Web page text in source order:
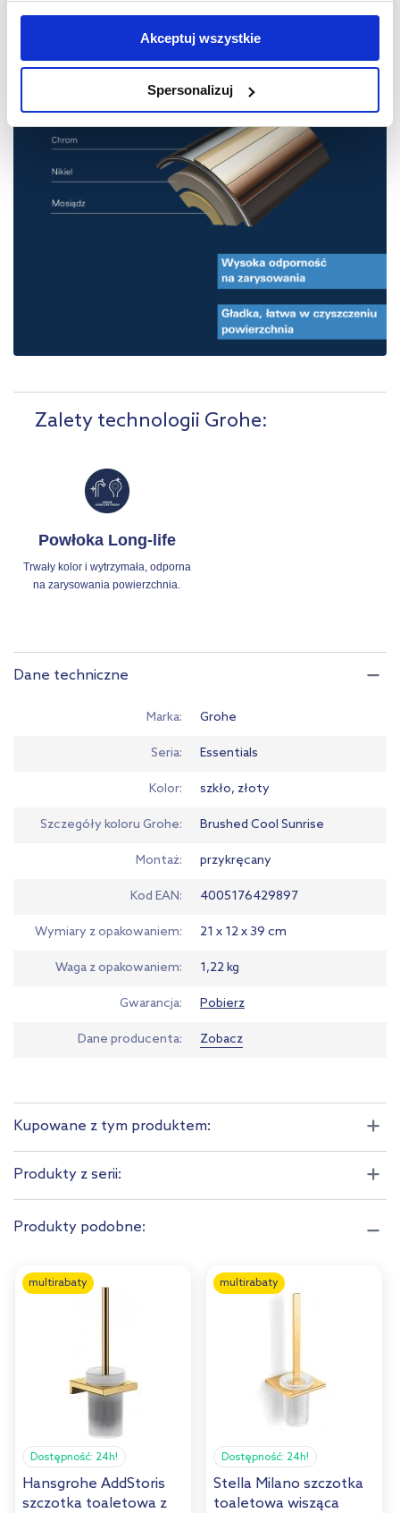
użytkowników zewnętrznych, a także nasi partnerzy reklamowi.
jednak, że zablokowane niektóre pliki cookie mogą mieć wpływ
na sposób dostarczania treści niedostosowanych do potrzeb
Aby uzyskać więcej informacji na temat plików plików cookie,
kliknij „Ustawienia plików cookie”.Jeśli chcesz uzyskać więcej
informacji na temat plików cookie i tego, dlaczego ich przepisy,
przejdź do zakładek „Informacje o plikach cookie”.
Akceptuj wszystkie
Spersonalizuj
Zalety technologii Grohe:
Powłoka Long-life
Trwały kolor i wytrzymała, odporna
na zarysowania powierzchnia.
Dane techniczne
Marka Grohe
Seria Essentials
Kolor szkło, złoty
Szczegóły koloru Grohe Brushed Cool Sunrise
Montaż przykręcany
Kod EAN 4005176429897
Wymiary z opakowaniem 21 x 12 x 39 cm
Waga z opakowaniem 1,22 kg
Gwarancja Pobierz
Dane producenta Zobacz
Kupowane z tym produktem:
Produkty z serii:
Produkty podobne:
multirabaty
Dostępność: 24h!
Hansgrohe AddStoris
szczotka toaletowa z
multirabaty
Dostępność: 24h!
Stella Milano szczotka
toaletowa wisząca